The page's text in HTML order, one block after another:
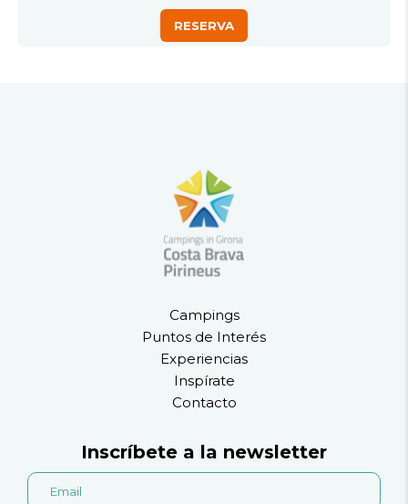
Campings
Puntos de Interés
Experiencias
Inspírate
Contacto
Inscríbete a la newsletter